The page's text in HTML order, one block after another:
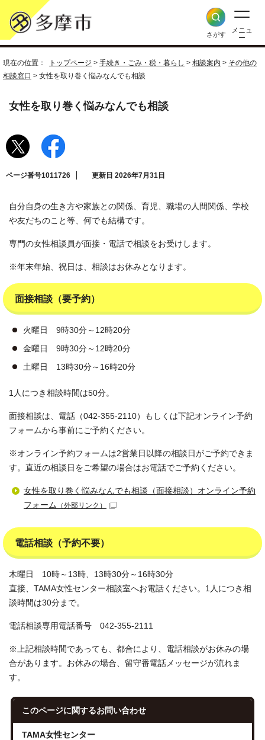
さがす
メニュ
ー
現在の位置： トップページ > 手続き・ごみ・税・暮らし > 相談案内 > その他の
相談窓口 > 女性を取り巻く悩みなんでも相談
女性を取り巻く悩みなんでも相談
ページ番号1011726 更新日 2026年7月31日
自分自身の生き方や家族との関係、育児、職場の人間関係、学校
や友だちのこと等、何でも結構です。
専門の女性相談員が面接・電話で相談をお受けします。
※年末年始、祝日は、相談はお休みとなります。
面接相談（要予約）
火曜日 9時30分～12時20分
金曜日 9時30分～12時20分
土曜日 13時30分～16時20分
1人につき相談時間は50分。
面接相談は、電話（042-355-2110）もしくは下記オンライン予約
フォームから事前にご予約ください。
※オンライン予約フォームは2営業日以降の相談日がご予約できま
す。直近の相談日をご希望の場合はお電話でご予約ください。
女性を取り巻く悩みなんでも相談（面接相談）オンライン予約
フォーム （外部リンク）
電話相談（予約不要）
木曜日 10時～13時、13時30分～16時30分
直接、TAMA女性センター相談室へお電話ください。1人につき相
談時間は30分まで。
電話相談専用電話番号 042-355-2111
※上記相談時間であっても、都合により、電話相談がお休みの場
合があります。お休みの場合、留守番電話メッセージが流れま
す。
このページに関するお問い合わせ
TAMA女性センター